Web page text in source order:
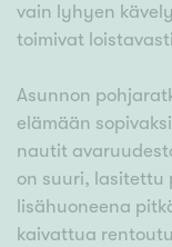
vain lyhyen
toimivat
Asunnon
elämään
nautit
on suuri, lasitettu
lisähuoneena
kaivattua